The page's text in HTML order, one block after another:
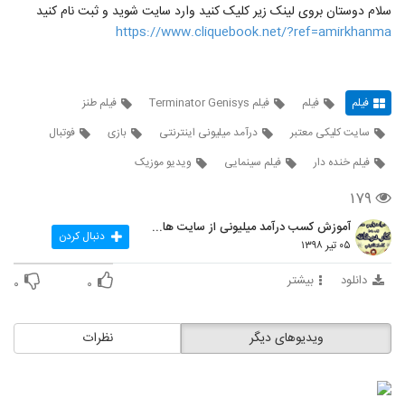
سلام دوستان بروی لینک زیر کلیک کنید وارد سایت شوید و ثبت نام کنید
https://www.cliquebook.net/?ref=amirkhanma
فیلم فیلم فیلم Terminator Genisys
فیلم طنز
سایت کلیکی معتبر
درآمد میلیونی اینترنتی بازی
فوتبال
فیلم خنده دار
فیلم سینمایی ویدیو موزیک
۱۷۹
آموزش کسب درآمد میلیونی از سایت های کلیکی جدید ۲۰۱
۰۵ تیر ۱۳۹۸ دنبال کردن
دانلود بیشتر ۰ ۰
نظرات ویدیوهای دیگر